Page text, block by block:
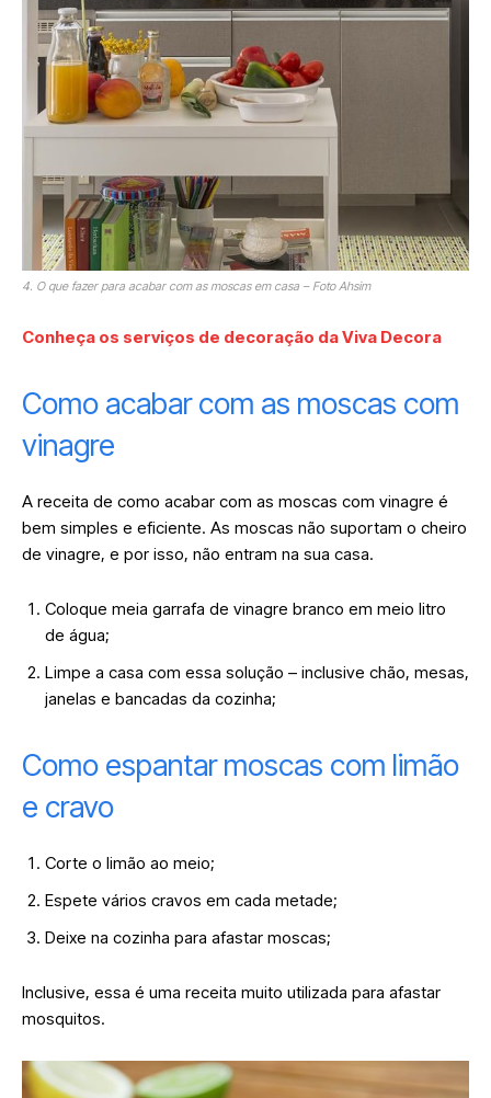
4. O que fazer para acabar com as moscas em casa – Foto Ahsim
Conheça os serviços de decoração da Viva Decora
Como acabar com as moscas com
vinagre
A receita de como acabar com as moscas com vinagre é
bem simples e eficiente. As moscas não suportam o cheiro
de vinagre, e por isso, não entram na sua casa.
Coloque meia garrafa de vinagre branco em meio litro
de água;
Limpe a casa com essa solução – inclusive chão, mesas,
janelas e bancadas da cozinha;
Como espantar moscas com limão
e cravo
Corte o limão ao meio;
Espete vários cravos em cada metade;
Deixe na cozinha para afastar moscas;
Inclusive, essa é uma receita muito utilizada para afastar
mosquitos.